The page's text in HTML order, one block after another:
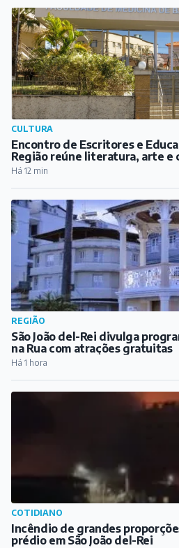
CULTURA
Encontro de Escritores e
Região reúne literatura, arte e
Há 12 min
REGIÃO
São João del-Rei divulga
na Rua com atrações gratuitas
Há 1 hora
COTIDIANO
Incêndio de grandes
prédio em São João del-Rei